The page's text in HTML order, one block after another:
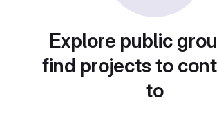
Explore public
find projects to
to